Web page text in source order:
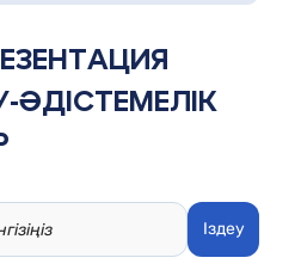
Іздеу